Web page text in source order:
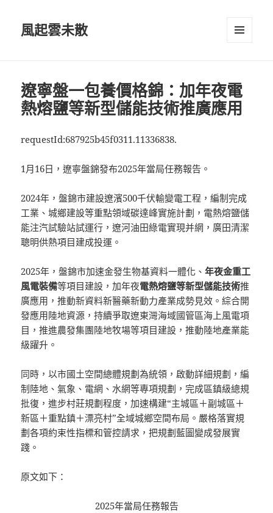
風起雲未散
遼寧盤一包養價格錦：加年夜電
熱熔鹽等新型儲能技術推廣應用
requestId:687925b45f0311.11336838.
1月16日，遼寧盤錦發布2025年當局任務報告。
2024年，盤錦市建設遼濱500千伏輸變電工程，編制完成
工業、城鄉建設等重點領域碳達峰實施計劃，電熱熔鹽儲
能注汽試驗站試運行，遼河油田綠電實現并網，廣田清潔
聰明供熱項目建成投運。
2025年，盤錦市加速金發生物基資料一體化、年夜金重工
風電裝備等項目建設，加年夜電熱熔鹽等新型儲能技術推
廣應用，推動新資料新醫藥新動力產業成勢見效。綜合開
發應用陸地資源，持續爭取遼東灣海域國管區海上風電項
目，推進農發集團陸地牧場等項目建設，推動陸地產業能
級躍升。
同時，以市國土空間總體規劃為統領，啟動詳細規劃，編
制陸地、氣象、電網、水網等專項規劃，完成區鎮級總規
批復，進步村莊規劃程度，加速構建“主城區＋副城區＋
新區＋重點鎮＋漂亮村”全域城鄉空間布局。嚴格落實規
劃各項約束性指標和管控請求，把規劃藍圖變成發展實
踐。
原文如下：
2025年當局任務報告